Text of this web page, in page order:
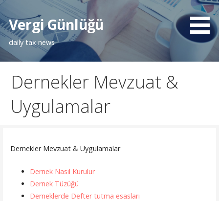
İçeriğe
atlaVergi Günlüğü
daily tax news
Dernekler Mevzuat &
Uygulamalar
Dernekler Mevzuat & Uygulamalar
Dernek Nasıl Kurulur
Dernek Tüzüğü
Derneklerde Defter tutma esasları